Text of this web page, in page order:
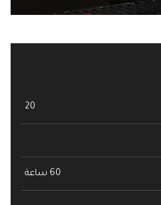
20
60 ساعة